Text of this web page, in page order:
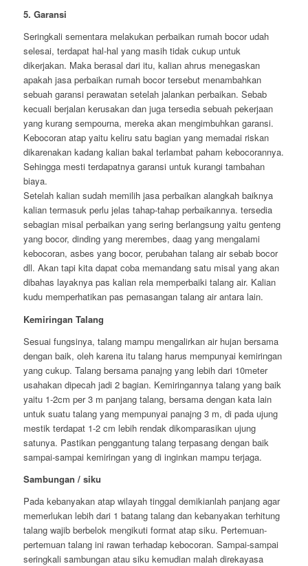
5. Garansi
Seringkali sementara melakukan perbaikan rumah bocor udah
selesai, terdapat hal-hal yang masih tidak cukup untuk
dikerjakan. Maka berasal dari itu, kalian ahrus menegaskan
apakah jasa perbaikan rumah bocor tersebut menambahkan
sebuah garansi perawatan setelah jalankan perbaikan. Sebab
kecuali berjalan kerusakan dan juga tersedia sebuah pekerjaan
yang kurang sempourna, mereka akan mengimbuhkan garansi.
Kebocoran atap yaitu keliru satu bagian yang memadai riskan
dikarenakan kadang kalian bakal terlambat paham kebocorannya.
Sehingga mesti terdapatnya garansi untuk kurangi tambahan
biaya.
Setelah kalian sudah memilih jasa perbaikan alangkah baiknya
kalian termasuk perlu jelas tahap-tahap perbaikannya. tersedia
sebagian misal perbaikan yang sering berlangsung yaitu genteng
yang bocor, dinding yang merembes, daag yang mengalami
kebocoran, asbes yang bocor, perubahan talang air sebab bocor
dll. Akan tapi kita dapat coba memandang satu misal yang akan
dibahas layaknya pas kalian rela memperbaiki talang air. Kalian
kudu memperhatikan pas pemasangan talang air antara lain.
Kemiringan Talang
Sesuai fungsinya, talang mampu mengalirkan air hujan bersama
dengan baik, oleh karena itu talang harus mempunyai kemiringan
yang cukup. Talang bersama panajng yang lebih dari 10meter
usahakan dipecah jadi 2 bagian. Kemiringannya talang yang baik
yaitu 1-2cm per 3 m panjang talang, bersama dengan kata lain
untuk suatu talang yang mempunyai panajng 3 m, di pada ujung
mestik terdapat 1-2 cm lebih rendak dikomparasikan ujung
satunya. Pastikan penggantung talang terpasang dengan baik
sampai-sampai kemiringan yang di inginkan mampu terjaga.
Sambungan / siku
Pada kebanyakan atap wilayah tinggal demikianlah panjang agar
memerlukan lebih dari 1 batang talang dan kebanyakan terhitung
talang wajib berbelok mengikuti format atap siku. Pertemuan-
pertemuan talang ini rawan terhadap kebocoran. Sampai-sampai
seringkali sambungan atau siku kemudian malah direkayasa